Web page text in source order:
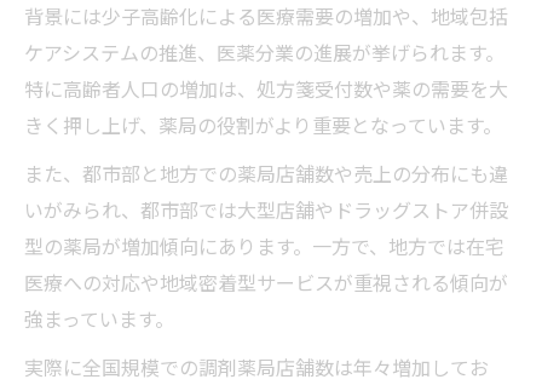
背景には少子高齢化による医療需要の増加や、地域包括
ケアシステムの推進、医薬分業の進展が挙げられます。
特に高齢者人口の増加は、処方箋受付数や薬の需要を大
きく押し上げ、薬局の役割がより重要となっています。
また、都市部と地方での薬局店舗数や売上の分布にも違
いがみられ、都市部では大型店舗やドラッグストア併設
型の薬局が増加傾向にあります。一方で、地方では在宅
医療への対応や地域密着型サービスが重視される傾向が
強まっています。
実際に全国規模での調剤薬局店舗数は年々増加してお